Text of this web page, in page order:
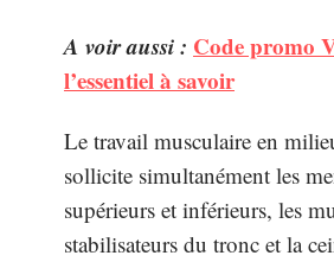
A voir aussi : Code promo
l’essentiel à savoir
Le travail musculaire en
sollicite simultanément les
supérieurs et inférieurs, les
stabilisateurs du tronc et la